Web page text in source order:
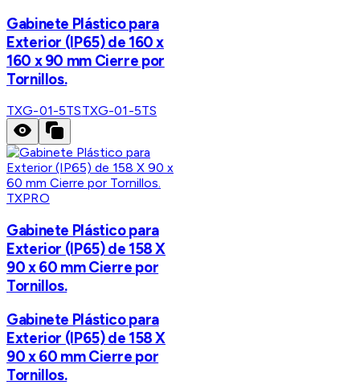
Gabinete Plástico para
Exterior (IP65) de 160 x
160 x 90 mm Cierre por
Tornillos.
TXG-01-5TSTXG-01-5TS
TXPRO
Gabinete Plástico para
Exterior (IP65) de 158 X
90 x 60 mm Cierre por
Tornillos.
Gabinete Plástico para
Exterior (IP65) de 158 X
90 x 60 mm Cierre por
Tornillos.